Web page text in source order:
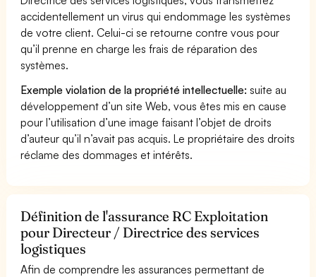
accidentellement un virus qui endommage les systèmes
de votre client. Celui-ci se retourne contre vous pour
qu’il prenne en charge les frais de réparation des
systèmes.
Exemple violation de la propriété intellectuelle: suite au
développement d’un site Web, vous êtes mis en cause
pour l’utilisation d’une image faisant l’objet de droits
d’auteur qu’il n’avait pas acquis. Le propriétaire des droits
réclame des dommages et intérêts.
Définition de l'assurance RC Exploitation
pour Directeur / Directrice des services
logistiques
Afin de comprendre les assurances permettant de